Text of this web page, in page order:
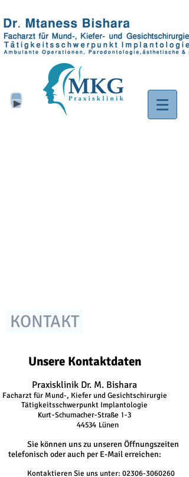
KONTAKT
Unsere Kontaktdaten
Praxisklinik Dr. M. Bishara
Facharzt für Mund-, Kiefer und Gesichtschirurgie
Tätigkeitsschwerpunkt Implantologie
Kurt-Schumacher-Straße 1-3
44534 Lünen
Sie können uns zu unseren Öffnungszeiten
telefonisch oder auch per E-Mail erreichen:
Kontaktieren Sie uns unter: 02306-3060260